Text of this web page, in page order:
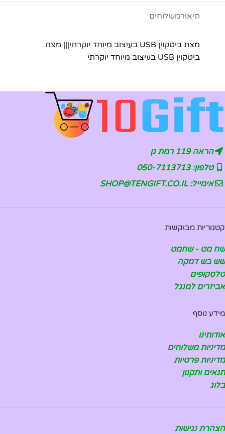
תיאורמשלוחים
מצת ביטקוין USB בעיצוב מיוחד יוקרתי||| מצת
ביטקוין USB בעיצוב מיוחד יוקרתי
הראה 119 רמת גן
טלפון: 050-7113713
אימייל: SHOP@TENGIFT.CO.IL
קטגוריות מבוקשות
שח מט - שחמט
שש בש דמקה
טלסקופים
אביזרים למנגל
מידע נוסף
אודותינו
מדיניות משלוחים
מדיניות פרטיות
תנאים ותקנון
בלוג
הצהרת נגישות